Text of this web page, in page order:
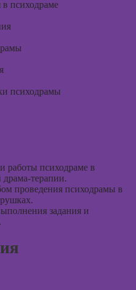
психодраме
психодрамы
работы психодраме в
терапии.
проведения психодрамы в
задания и